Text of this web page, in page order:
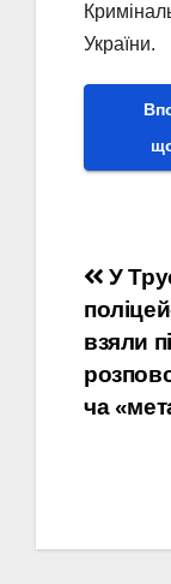
України.
У
взяли
ча